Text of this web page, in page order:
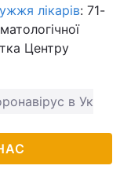
лікарів: 71-
Центру
в Україні